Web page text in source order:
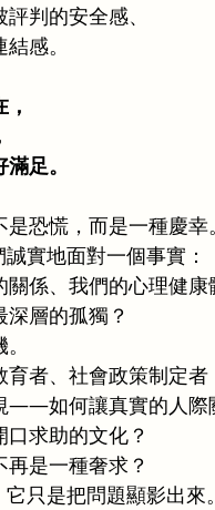
判的安全感、
感。
足。
是恐慌，而是一種慶幸
實地面對一個事實：
關係、我們的心理健康
層的孤獨？
育者、社會政策制定者
——如何讓真實的人際
求助的文化？
是一種奢求？
只是把問題顯影出來